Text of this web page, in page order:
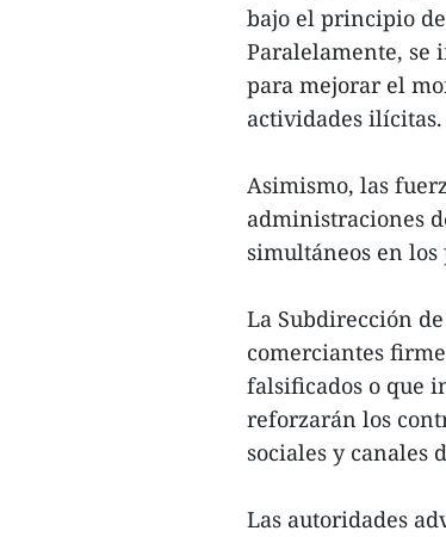
bajo el principio
Paralelamente, se
para mejorar el
actividades ilícitas.
Asimismo, las
administraciones
simultáneos en
La Subdirección
comerciantes
falsificados o que
reforzarán los
sociales y canales
Las autoridades